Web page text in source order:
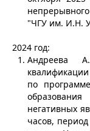
"ЧГУ им. И.Н.
2024 год:
Андреева
по
негативных
часов, период